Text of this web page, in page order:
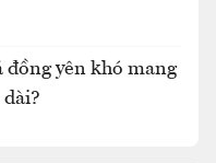
đồng yên khó mang